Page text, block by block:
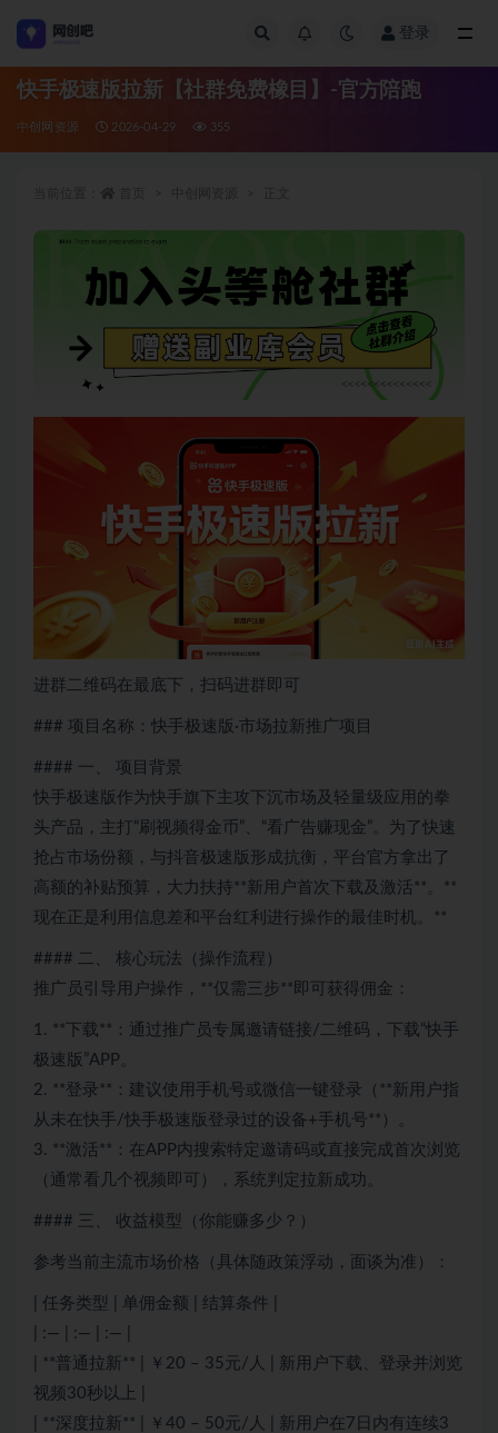
登录
快手极速版拉新【社群免费橡目】-官方陪跑
中创网资源 2026-04-29 355
进群二维码在最底下，扫码进群即可
### 项目名称：快手极速版·市场拉新推广项目
#### 一、 项目背景
快手极速版作为快手旗下主攻下沉市场及轻量级应用的拳
头产品，主打“刷视频得金币”、“看广告赚现金”。为了快速
抢占市场份额，与抖音极速版形成抗衡，平台官方拿出了
高额的补贴预算，大力扶持**新用户首次下载及激活**。**
现在正是利用信息差和平台红利进行操作的最佳时机。**
#### 二、 核心玩法（操作流程）
推广员引导用户操作，**仅需三步**即可获得佣金：
1. **下载**：通过推广员专属邀请链接/二维码，下载“快手
极速版”APP。
2. **登录**：建议使用手机号或微信一键登录（**新用户指
从未在快手/快手极速版登录过的设备+手机号**）。
3. **激活**：在APP内搜索特定邀请码或直接完成首次浏览
（通常看几个视频即可），系统判定拉新成功。
#### 三、 收益模型（你能赚多少？）
参考当前主流市场价格（具体随政策浮动，面谈为准）：
| 任务类型 | 单佣金额 | 结算条件 |
| :— | :— | :— |
| **普通拉新** | ￥20 – 35元/人 | 新用户下载、登录并浏览
视频30秒以上 |
| **深度拉新** | ￥40 – 50元/人 | 新用户在7日内有连续3